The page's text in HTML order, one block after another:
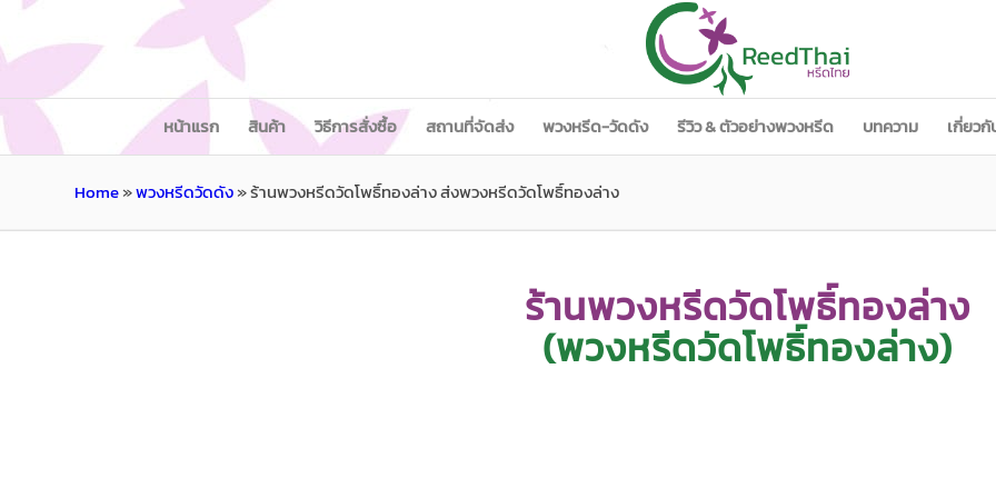
หน้าแรก สินค้า วิธีการสั่งซื้อ สถานที่จัดส่ง พวงหรีด-วัดดัง รีวิว & ตัวอย่างพวงหรีด บทความ เกี่ยวกั
Home»พวงหรีดวัดดัง»ร้านพวงหรีดวัดโพธิ์ทองล่าง ส่งพวงหรีดวัดโพธิ์ทองล่าง
ร้านพวงหรีดวัดโพธิ์ทองล่าง
(พวงหรีดวัดโพธิ์ทองล่าง)